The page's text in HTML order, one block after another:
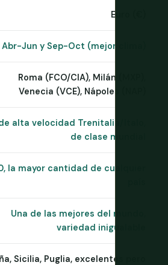
Euro (€)
Abr-Jun y Sep-Oct (mejor clima)
Roma (FCO/CIA), Milán (MXP),
Venecia (VCE), Nápoles (NAP)
alta velocidad Trenitalia/Italo,
de clase mundial
la mayor cantidad de cualquier
Una de las mejores del mundo,
variedad inigualable
Sicilia, Puglia, excelentes pero